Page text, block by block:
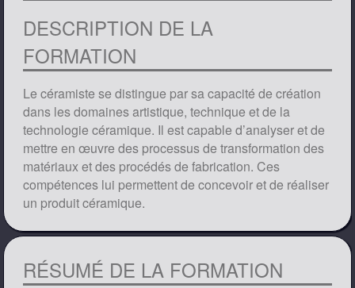
DESCRIPTION DE LA
FORMATION
Le céramiste se distingue par sa capacité de création
dans les domaines artistique, technique et de la
technologie céramique. Il est capable d’analyser et de
mettre en œuvre des processus de transformation des
matériaux et des procédés de fabrication. Ces
compétences lui permettent de concevoir et de réaliser
un produit céramique.
RÉSUMÉ DE LA FORMATION